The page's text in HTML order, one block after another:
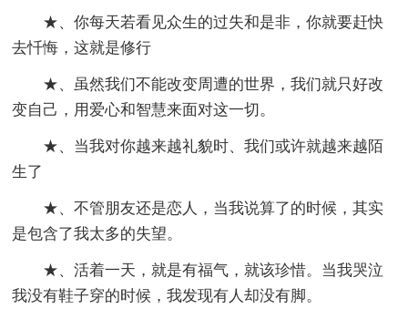
★、你每天若看见众生的过失和是非，你就要赶快
去忏悔，这就是修行
★、虽然我们不能改变周遭的世界，我们就只好改
变自己，用爱心和智慧来面对这一切。
★、当我对你越来越礼貌时、我们或许就越来越陌
生了
★、不管朋友还是恋人，当我说算了的时候，其实
是包含了我太多的失望。
★、活着一天，就是有福气，就该珍惜。当我哭泣
我没有鞋子穿的时候，我发现有人却没有脚。